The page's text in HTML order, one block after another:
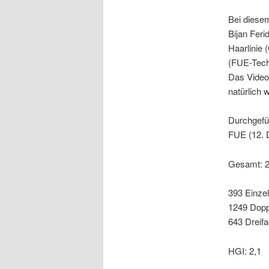
Bei
Bijan
Haarlinie
(FUE-
Das
natürlich
FUE (12.
Gesamt:
393
1249
643
HGI: 2,1